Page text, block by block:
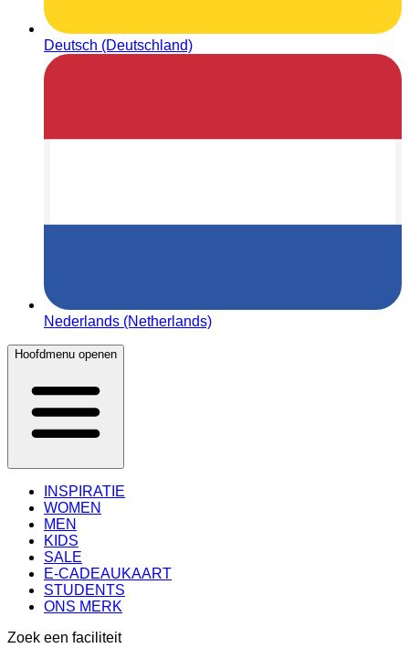
Deutsch (Deutschland)
Nederlands (Netherlands)
Hoofdmenu openen
INSPIRATIE
WOMEN
MEN
KIDS
SALE
E-CADEAUKAART
STUDENTS
ONS MERK
Zoek een faciliteit